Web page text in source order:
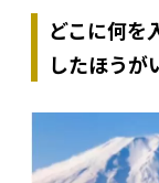
どこに何を
したほうが